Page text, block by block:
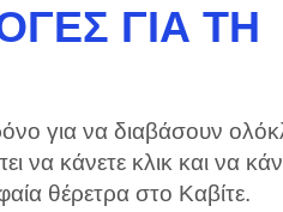
ΓΙΑ ΤΗ
για να διαβάσουν
να κάνετε κλικ και να
θέρετρα στο Καβίτε.